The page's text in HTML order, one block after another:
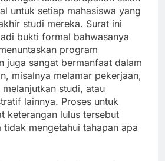
untuk setiap mahasiswa yang
studi mereka. Surat ini
bukti formal bahwasanya
program
juga sangat bermanfaat dalam
misalnya melamar pekerjaan,
studi, atau
lainnya. Proses untuk
keterangan lulus tersebut
mengetahui tahapan apa